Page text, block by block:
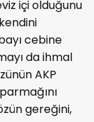
içi olduğunu
cebine
da ihmal
AKP
gereğini,